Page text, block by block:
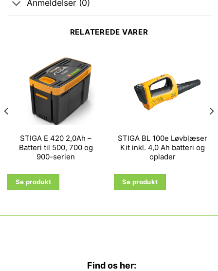
Anmeldelser (0)
RELATEREDE VARER
STIGA E 420 2,0Ah –
Batteri til 500, 700 og
900-serien
Se produkt
STIGA BL 100e Løvblæser
Kit inkl. 4,0 Ah batteri og
oplader
Se produkt
Find os her: